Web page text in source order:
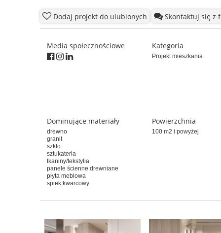
Dodaj projekt do ulubionych Skontaktuj się z
Media społecznościowe Kategoria
Projekt mieszkania
Dominujące materiały
drewno
granit
szkło
sztukateria
tkaniny/tekstylia
panele ścienne drewniane
płyta meblowa
spiek kwarcowy
Powierzchnia
100 m2 i powyżej